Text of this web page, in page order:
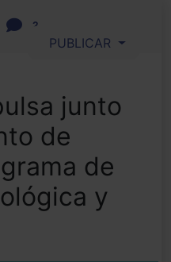
2
PUBLICAR
junto
de
de
y